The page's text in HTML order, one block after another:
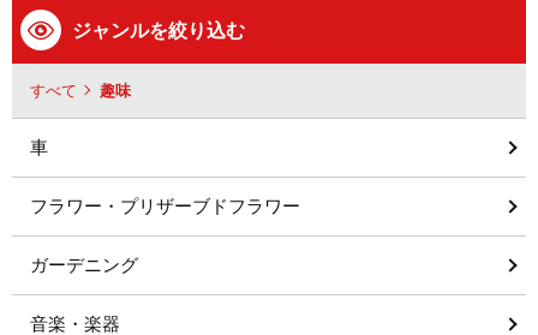
ジャンルを絞り込む
すべて 趣味
車
フラワー・プリザーブドフラワー
ガーデニング
音楽・楽器